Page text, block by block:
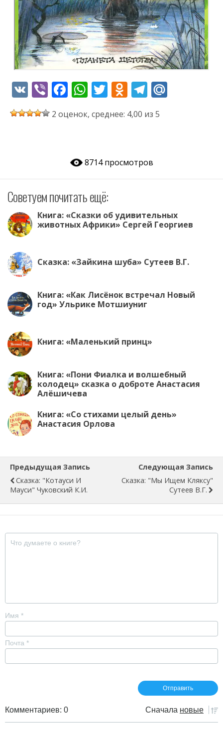
V
K
Vi
b
er
F
e
o
o
k
W
at
p
p
T
itt
O
d
n
as
s
ki
T
el
e
m
2 оценок, среднее: 4,00 из 5
8714 просмотров
Советуем почитать ещё:
Книга: «Сказки об удивительных
животных Африки» Сергей Георгиев
Сказка: «Зайкина шуба» Сутеев В.Г.
Книга: «Как Лисёнок встречал Новый
год» Ульрике Мотшиуниг
Книга: «Маленький принц»
Книга: «Пони Фиалка и волшебный
колодец» сказка о доброте Анастасия
Алёшичева
Книга: «Со стихами целый день»
Анастасия Орлова
Предыдущая Запись
Сказка: "Котауси И
Мауси" Чуковский К.И.
Следующая Запись
Сказка: "Мы Ищем Кляксу"
Сутеев В.Г.
Имя *
Почта *
Комментариев: 0 Сначала новые